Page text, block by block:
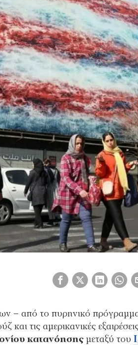
– από το πυρηνικό
τις αμερικανικές
κατανόησηςμεταξύ του